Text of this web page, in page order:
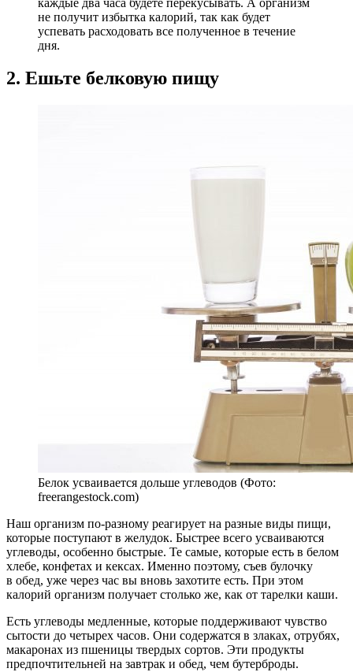
не получит избытка калорий, так как будет
успевать расходовать все полученное в течение
дня.
2. Ешьте белковую пищу
Белок усваивается дольше углеводов (Фото:
freerangestock.com)
Наш организм по-разному реагирует на разные виды пищи,
которые поступают в желудок. Быстрее всего усваиваются
углеводы, особенно быстрые. Те самые, которые есть в белом
хлебе, конфетах и кексах. Именно поэтому, съев булочку
в обед, уже через час вы вновь захотите есть. При этом
калорий организм получает столько же, как от тарелки каши.
Есть углеводы медленные, которые поддерживают чувство
сытости до четырех часов. Они содержатся в злаках, отрубях,
макаронах из пшеницы твердых сортов. Эти продукты
предпочтительней на завтрак и обед, чем бутерброды.